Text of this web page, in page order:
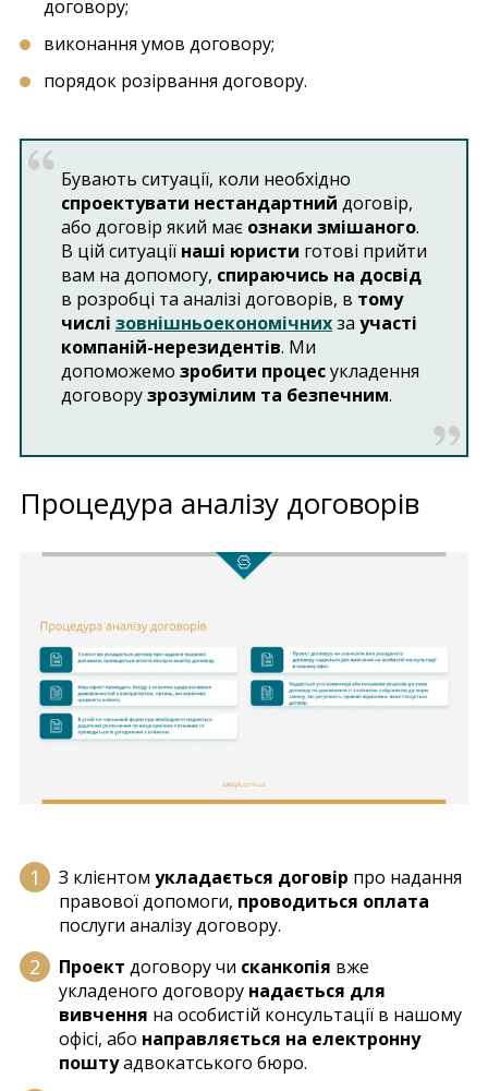
договору;
виконання умов договору;
порядок розірвання договору.
Бувають ситуації, коли необхідно
спроектувати нестандартний договір,
або договір який має ознаки змішаного.
В цій ситуації наші юристи готові прийти
вам на допомогу, спираючись на досвід
в розробці та аналізі договорів, в тому
числі зовнішньоекономічнихза участі
компаній-нерезидентів. Ми
допоможемо зробити процесукладення
договорузрозумілим та безпечним.
Процедура аналізу договорів
З клієнтом укладається договір про надання
правової допомоги, проводиться оплата
послуги аналізу договору.
Проект договору чи сканкопія вже
укладеного договору надається для
вивчення на особистій консультації в нашому
офісі, або направляється на електронну
поштуадвокатського бюро.